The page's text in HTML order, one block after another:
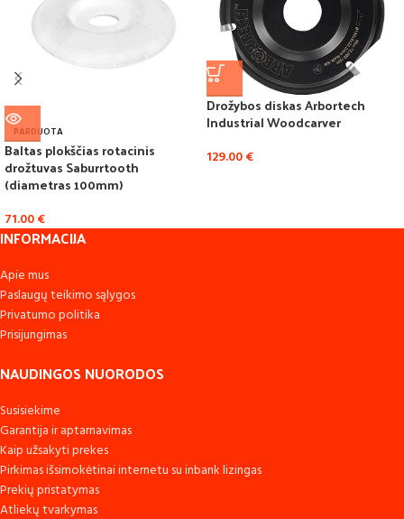
PARDUOTA
Baltas plokščias rotacinis
drožtuvas Saburrtooth
(diametras 100mm)
71.00€
Drožybos diskas Arbortech
Industrial Woodcarver
129.00€
INFORMACIJA
Apie mus
Paslaugų teikimo sąlygos
Privatumo politika
Prisijungimas
NAUDINGOS NUORODOS
Susisiekime
Garantija ir aptarnavimas
Kaip užsakyti prekes
Pirkimas išsimokėtinai internetu su inbank lizingas
Prekių pristatymas
Atliekų tvarkymas